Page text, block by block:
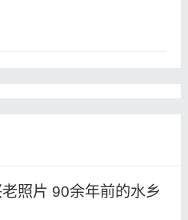
照片 90余年前的水乡